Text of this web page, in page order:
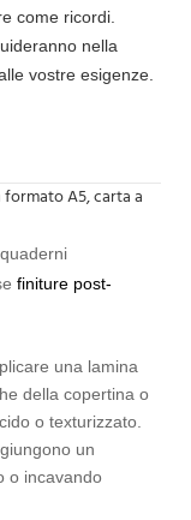
come ricordi.
nella
vostre esigenze.
finiture post-
una lamina
della copertina o
o texturizzato.
un
o incavando